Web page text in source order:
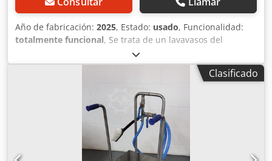
Año de fabricación: 2025, Estado: usado, Funcionalidad:
totalmente funcional, Se trata de un lavavasos del
fabricante Hobart, modelo GXCROI-10C, año de
construcción 2025. Este lavavasos profesional compacto
está equipado con ósmosis integrada y un módulo inferior
para cestas vacías o detergente, así como lanzas de
succión para la supervisión del nivel de llenado. El
lavavasos ha sido inspeccionado en nuestro propio taller y
la máquina está completamente operativa, en un estado
casi como nuevo. El PVP de la máquina en esta
configuración es de 13.285,16 € IVA incluido. Recibirá una
Clasificado